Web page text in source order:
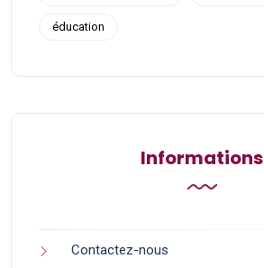
éducation
Informations
Contactez-nous